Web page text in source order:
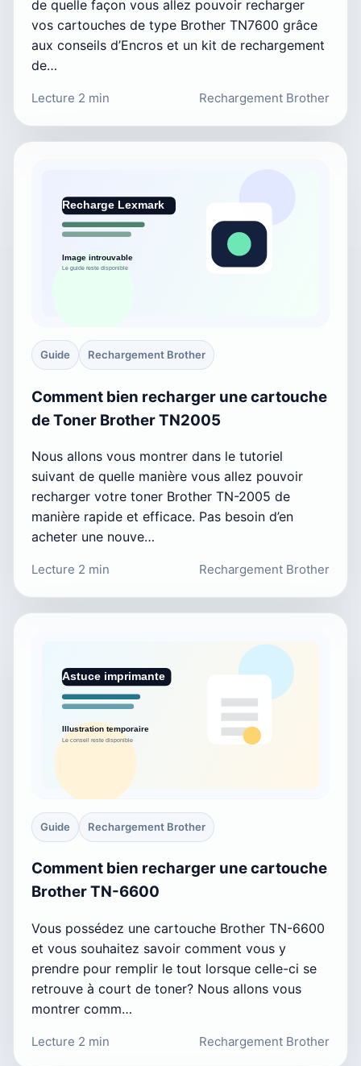
de quelle façon vous allez pouvoir recharger
vos cartouches de type Brother TN7600 grâce
aux conseils d’Encros et un kit de rechargement
de…
Lecture 2 min Rechargement Brother
Guide Rechargement Brother
Comment bien recharger une cartouche
de Toner Brother TN2005
Nous allons vous montrer dans le tutoriel
suivant de quelle manière vous allez pouvoir
recharger votre toner Brother TN-2005 de
manière rapide et efficace. Pas besoin d’en
acheter une nouve…
Lecture 2 min Rechargement Brother
Guide Rechargement Brother
Comment bien recharger une cartouche
Brother TN-6600
Vous possédez une cartouche Brother TN-6600
et vous souhaitez savoir comment vous y
prendre pour remplir le tout lorsque celle-ci se
retrouve à court de toner? Nous allons vous
montrer comm…
Lecture 2 min Rechargement Brother